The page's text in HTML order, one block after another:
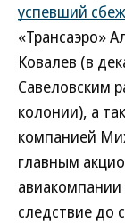
успевший
«Трансаэро»
Ковалев (в
Савеловским
колонии), а
компанией
главным
следствие до